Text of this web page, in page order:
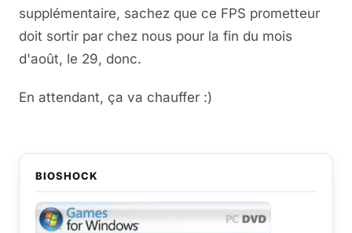
supplémentaire, sachez que ce FPS prometteur
doit sortir par chez nous pour la fin du mois
d'août, le 29, donc.
En attendant, ça va chauffer :)
BIOSHOCK